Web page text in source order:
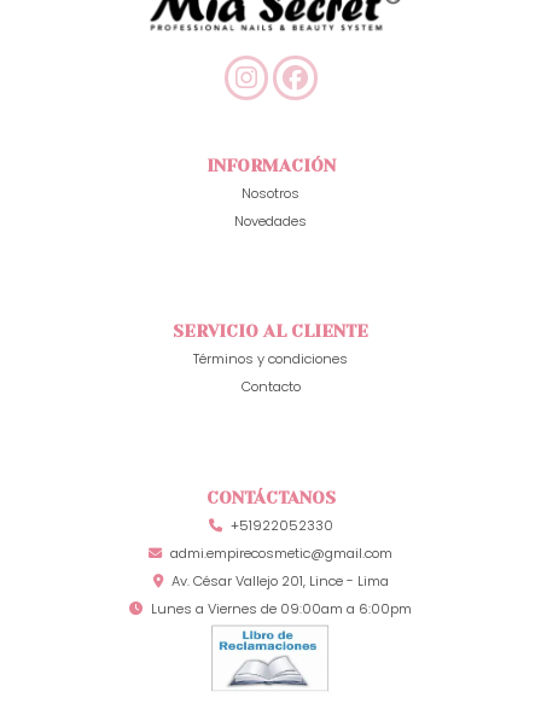
INFORMACIÓN
Nosotros
Novedades
SERVICIO AL CLIENTE
Términos y condiciones
Contacto
CONTÁCTANOS
+51922052330
admi.empirecosmetic@gmail.com
Av. César Vallejo 201, Lince - Lima
Lunes a Viernes de 09:00am a 6:00pm